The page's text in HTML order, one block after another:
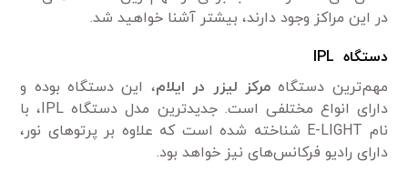
در این مراکز وجود دارند، بیشتر آشنا خواهید شد.
دستگاه IPL
مهم‌ترین دستگاهمرکز لیزر در ایلام، این دستگاه بوده و
دارای انواع مختلفی است. جدید‌ترین مدل دستگاه IPL، با
نام E-LIGHT شناخته شده است که علاوه بر پرتو‌های نور،
دارای رادیو فرکانس‌های نیز خواهد بود.